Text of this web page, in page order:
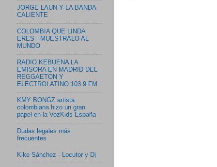
JORGE LAUN Y LA BANDA
CALIENTE
COLOMBIA QUE LINDA
ERES - MUESTRALO AL
MUNDO
RADIO KEBUENA LA
EMISORA EN MADRID DEL
REGGAETON Y
ELECTROLATINO 103.9 FM
KMY BONGZ artista
colombiana hizo un gran
papel en la VozKids España
Dudas legales más
frecuentes
Kike Sánchez - Locutor y Dj